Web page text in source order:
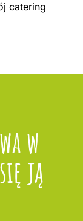
catering
w
ją